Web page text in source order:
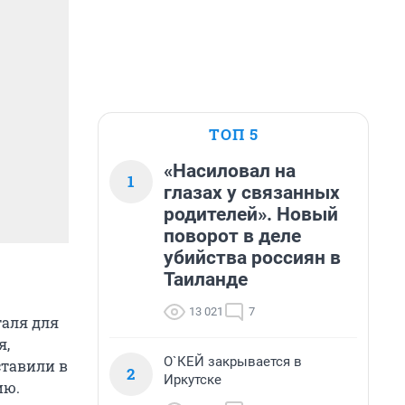
для
в
ТОП 5
1
«Насиловал на
глазах у связанных
родителей». Новый
поворот в деле
убийства россиян в
Таиланде
13 021 7
2
О`КЕЙ закрывается в
Иркутске